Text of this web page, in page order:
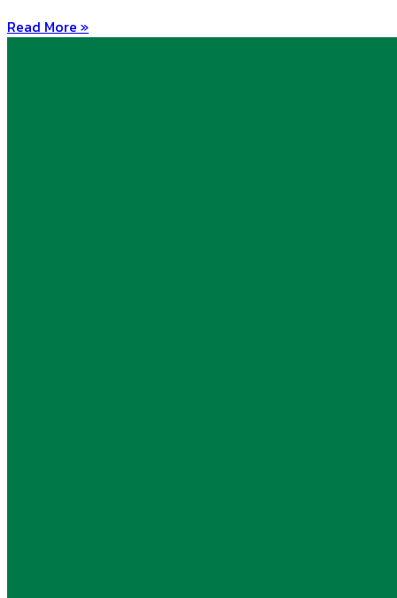
Read More »